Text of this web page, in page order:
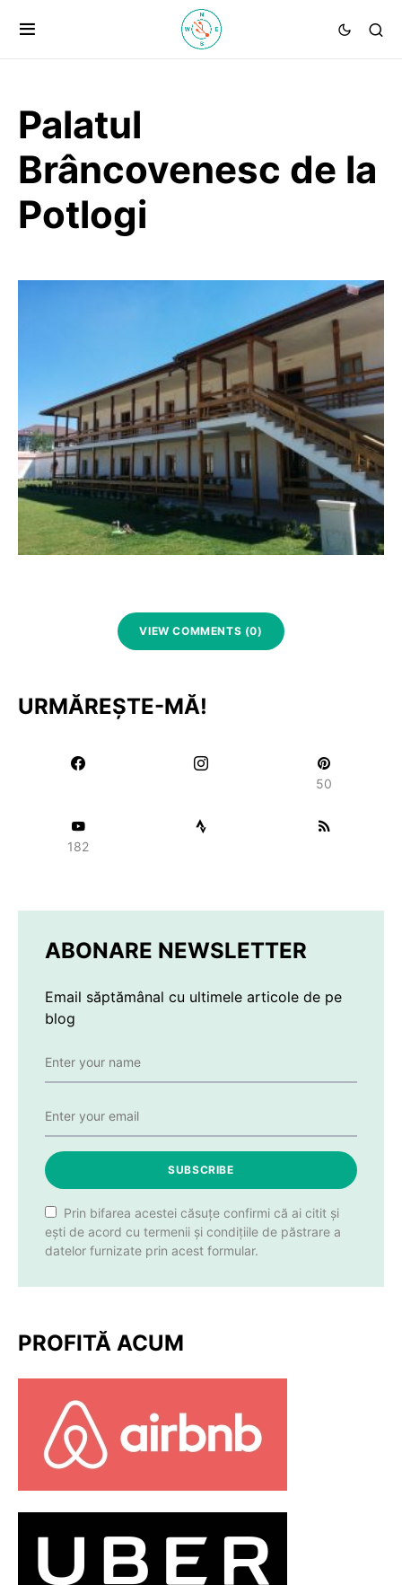
Palatul
Brâncovenesc de la
Potlogi
VIEW COMMENTS (0)
URMĂREȘTE-MĂ!
50
182
ABONARE NEWSLETTER
Email săptămânal cu ultimele articole de pe
blog
SUBSCRIBE
Prin bifarea acestei căsuțe confirmi că ai citit și
ești de acord cu termenii și condițiile de păstrare a
datelor furnizate prin acest formular.
PROFITĂ ACUM